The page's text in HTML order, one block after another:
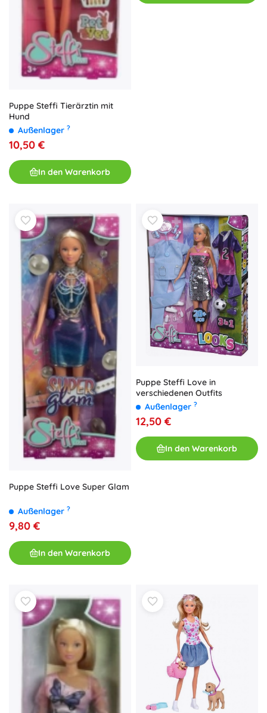
Puppe Steffi Tierärztin mit
Hund
Außenlager ?
10,50 €
In den Warenkorb
Puppe Steffi Love Super Glam
Außenlager ?
9,80 €
In den Warenkorb
Puppe Steffi Love in
verschiedenen Outfits
Außenlager ?
12,50 €
In den Warenkorb